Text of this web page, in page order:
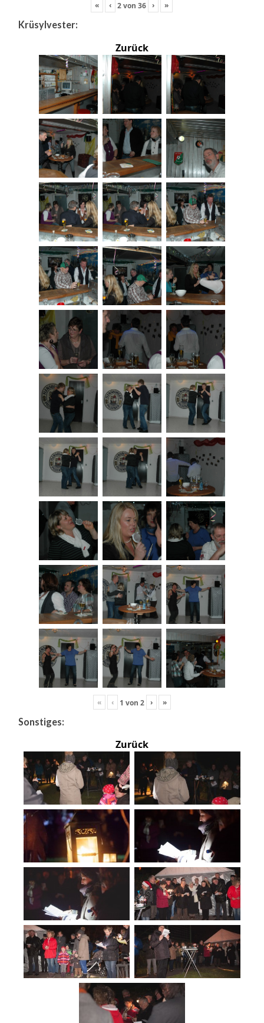
« ‹ 2von36 › »
Krüsylvester:
Zurück
« ‹ 1 von 2 › »
Sonstiges:
Zurück